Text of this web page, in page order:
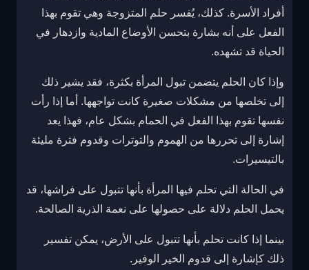
أفراد الأسرة. كذلك، يُفسر حلم المتزوجة وهي تقوم بهذا
الفعل على أنه بشارة بتحسن الأوضاع المادية وازدهار في
الحياة قد تشهده.
وإذا كان الحلم يتضمن تبول المرأة بكثرة، فقد يشير ذلك
إلى تخلصها من مشكلات صغيرة كانت تواجهها. أما إذا رأت
نفسها تقوم بهذا الفعل في الحمام بشكل عام، فهذا يعد
إشارة إلى تحررها من الهموم والتوترات وقدوم فترة مليئة
بالتيسيرات.
في الحالة التي تحلم فيها المرأة بأنها تتبول على فراشها، قد
يحمل الحلم دلالة على حصولها على نعمة الذرية الصالحة.
بينما إذا كانت تحلم بأنها تتبول على الأرض، يمكن تفسير
ذلك كإشارة إلى قدوم الخير الوفير.